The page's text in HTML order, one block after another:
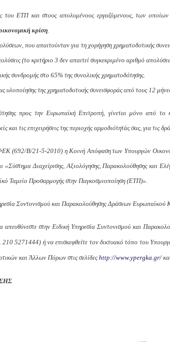
του ΕΤΠ και στους απολυμένους εργαζόμενους, των
κρίση.
που απαιτούνταν για τη χορήγηση χρηματοδοτικής
(το κριτήριο 3 δεν απαιτεί συγκεκριμένο αριθμό
συνδρομής στο 65% της συνολικής χρηματοδότησης.
υλοποίησης της χρηματοδοτικής συνεισφοράς από τους 12
προς την Ευρωπαϊκή Επιτροπή, γίνεται μόνο από
και τις επιχειρήσεις της περιοχής αρμοδιότητάς σας, για τις
(692/Β/21-5-2010) η Κοινή Απόφαση των Υπουργών
«Σύστημα Διαχείρισης, Αξιολόγησης, Παρακολούθησης και
Ταμείο Προσαρμογής στην Παγκοσμιοποίηση (ΕΤΠ)».
Συντονισμού και Παρακολούθησης Δράσεων
απευθύνεστε στην Ειδική Υπηρεσία Συντονισμού και
5271444) ή να επισκεφθείτε τον δικτυακό τόπο του
και Άλλων Πόρων στις σελίδεςhttp://www.ypergka.gr/